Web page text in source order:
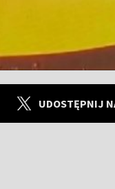
UDOSTĘPNIJ